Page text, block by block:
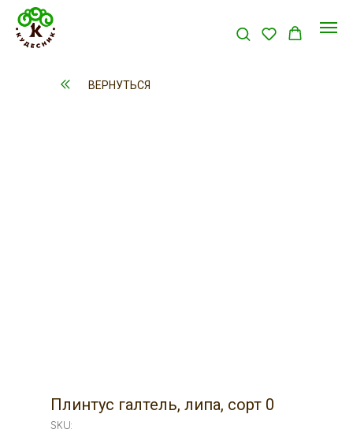
ВЕРНУТЬСЯ
Плинтус галтель, липа, сорт 0
SKU: